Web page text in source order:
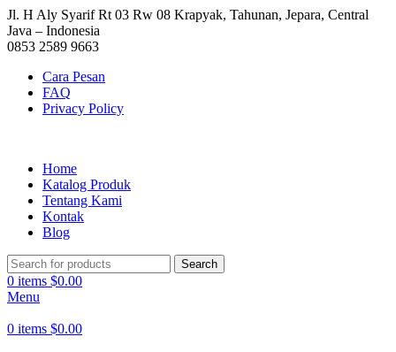
Jl. H Aly Syarif Rt 03 Rw 08 Krapyak, Tahunan, Jepara, Central
Java – Indonesia
0853 2589 9663
Cara Pesan
FAQ
Privacy Policy
Home
Katalog Produk
Tentang Kami
Kontak
Blog
Search
0 items $0.00
Menu
0 items $0.00